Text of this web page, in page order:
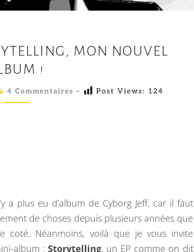
Y
B
R
S
T
O
MON NOUVEL
!
C
M
4 Commentaires - Post Views: 124
a plus eu d’album de Cyborg Jeff, car il faut
de choses depuis plusieurs années que
coté. Néanmoins, voilà que je vous invite
album :Storytelling, un EP comme on dit